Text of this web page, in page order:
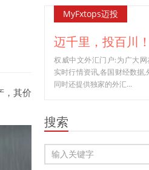
，其价
MyFxtops迈投
迈千里，投百川！
权威中文外汇门户:为广大
实时行情资讯,各国财经数据
同时还提供独家的外汇...
搜索